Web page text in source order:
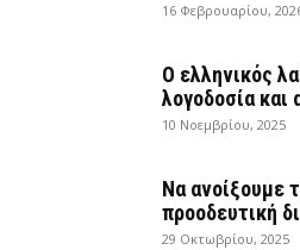
16 Φεβρουαρίου,
Ο ελληνικός
λογοδοσία
10 Νοεμβρίου, 2025
Να ανοίξουμε
προοδευτική
29 Οκτωβρίου, 2025